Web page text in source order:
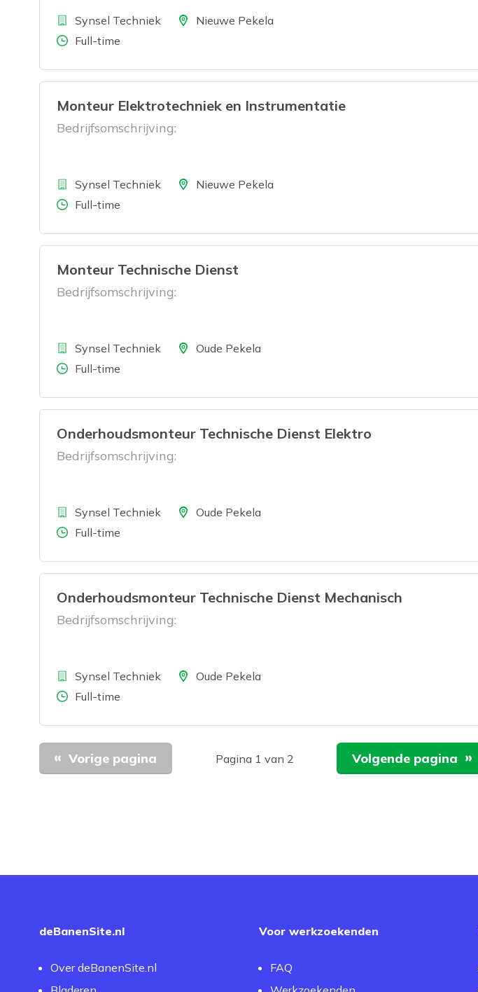
BedrijfSynsel Techniek LocatieNieuwe Pekela
Aantal uren
Full-time
Monteur Elektrotechniek en Instrumentatie
Bedrijfsomschrijving:
BedrijfSynsel Techniek LocatieNieuwe Pekela
Aantal uren
Full-time
Monteur Technische Dienst
Bedrijfsomschrijving:
BedrijfSynsel Techniek LocatieOude Pekela
Aantal uren
Full-time
Onderhoudsmonteur Technische Dienst Elektro
Bedrijfsomschrijving:
BedrijfSynsel Techniek LocatieOude Pekela
Aantal uren
Full-time
Onderhoudsmonteur Technische Dienst Mechanisch
Bedrijfsomschrijving:
BedrijfSynsel Techniek LocatieOude Pekela
Aantal uren
Full-time
Vorige pagina Pagina 1 van 2 Volgende pagina
deBanenSite.nl
Over deBanenSite.nl
Voor werkzoekenden
FAQ